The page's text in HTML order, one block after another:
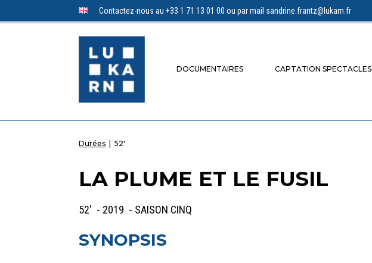
Contactez-nous au +33 1 71 13 01 00 ou par mail sandrine.frantz@lukarn.fr
DOCUMENTAIRES CAPTATION SPECTACLES
Durées | 52'
LA PLUME ET LE FUSIL
52' - 2019 - SAISON CINQ
SYNOPSIS